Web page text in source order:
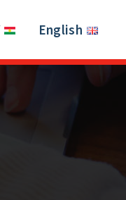
English